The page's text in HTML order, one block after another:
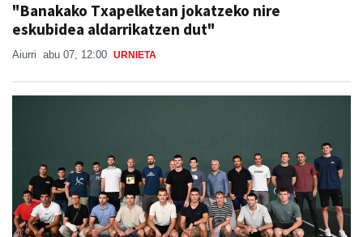
"Banakako Txapelketan jokatzeko nire
eskubidea aldarrikatzen dut"
Aiurri abu 07, 12:00 URNIETA